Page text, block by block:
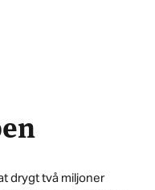
drygt två miljoner